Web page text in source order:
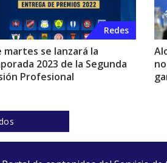
Redes
martes se lanzará la
2023 de la Segunda
Profesional